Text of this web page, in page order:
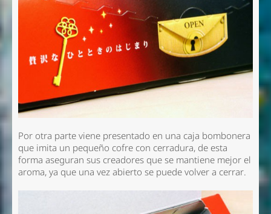
Por otra parte viene presentado en una caja bombonera
que imita un pequeño cofre con cerradura, de esta
forma aseguran sus creadores que se mantiene mejor el
aroma, ya que una vez abierto se puede volver a cerrar.